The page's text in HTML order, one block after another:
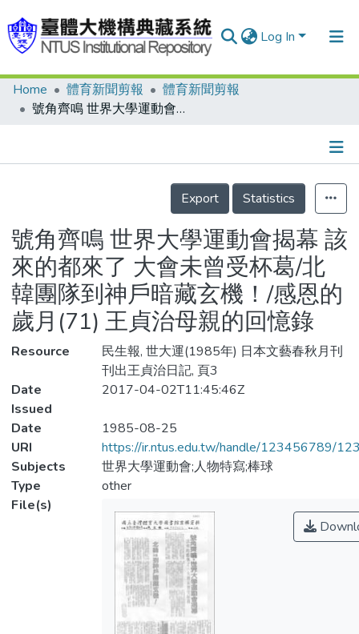
Log In
Communities & Collections
Statistics
Home 體育新聞剪報
體育新聞剪報
號角齊鳴 世界大學運動會揭幕 該來的都來了 大會未曾受杯葛/北韓團隊到神戶暗藏玄機！/感恩的歲月(71) 王貞治母親的回憶錄
Details
Export
Statistics
號角齊鳴 世界大學運動會揭幕 該
來的都來了 大會未曾受杯葛/北
韓團隊到神戶暗藏玄機！/感恩的
歲月(71) 王貞治母親的回憶錄
Resource
民生報, 世大運(1985年) 日本文藝春秋月刊
刊出王貞治日記, 頁3
Date
Issued
2017-04-02T11:45:46Z
Date
1985-08-25
URI
https://ir.ntus.edu.tw/handle/123456789/
Subjects
世界大學運動會;人物特寫;棒球
Type
other
File(s)